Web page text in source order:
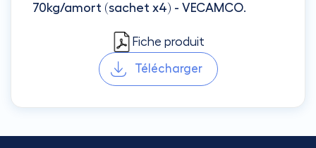
70kg/amort (sachet x4) - VECAMCO
Fiche produit
Télécharger